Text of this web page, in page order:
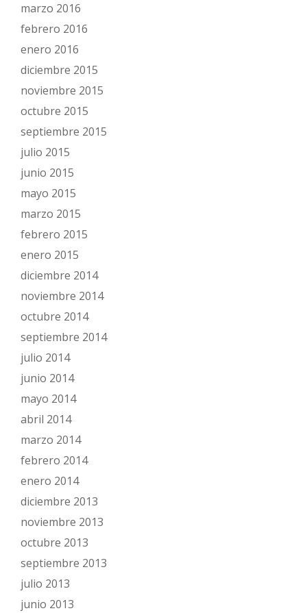
marzo 2016
febrero 2016
enero 2016
diciembre 2015
noviembre 2015
octubre 2015
septiembre 2015
julio 2015
junio 2015
mayo 2015
marzo 2015
febrero 2015
enero 2015
diciembre 2014
noviembre 2014
octubre 2014
septiembre 2014
julio 2014
junio 2014
mayo 2014
abril 2014
marzo 2014
febrero 2014
enero 2014
diciembre 2013
noviembre 2013
octubre 2013
septiembre 2013
julio 2013
junio 2013